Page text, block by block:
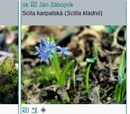
sk
Ján Zábojník
Scila karpatská (Scilla kladnii)